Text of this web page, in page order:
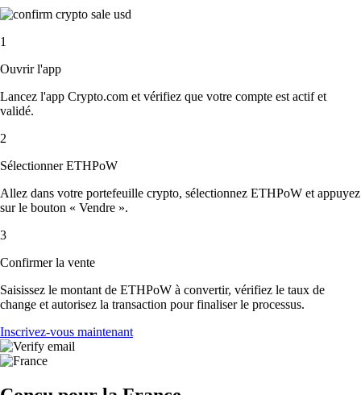
1
Ouvrir l'app
Lancez l'app Crypto.com et vérifiez que votre compte est actif et
validé.
2
Sélectionner ETHPoW
Allez dans votre portefeuille crypto, sélectionnez ETHPoW et appuyez
sur le bouton « Vendre ».
3
Confirmer la vente
Saisissez le montant de ETHPoW à convertir, vérifiez le taux de
change et autorisez la transaction pour finaliser le processus.
Inscrivez-vous maintenant